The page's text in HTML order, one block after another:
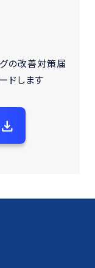
の改善対策届
ドします